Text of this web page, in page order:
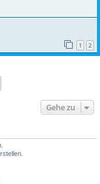
1 2
Gehe zu